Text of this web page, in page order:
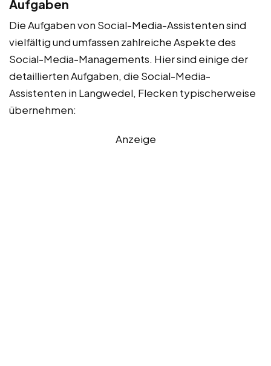
Aufgaben
Die Aufgaben von Social-Media-Assistenten sind
vielfältig und umfassen zahlreiche Aspekte des
Social-Media-Managements. Hier sind einige der
detaillierten Aufgaben, die Social-Media-
Assistenten in Langwedel, Flecken typischerweise
übernehmen:
Anzeige